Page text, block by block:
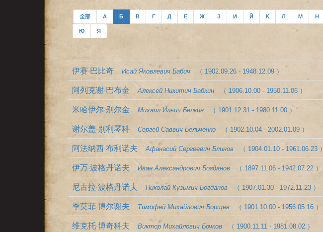
全部 А Б В Г Д Е Ж З И Й К Л М Н
Ю Я
伊赛·巴比奇Исай Яковлевич Бабич （ 1902.09.26 - 1948.12.09 ）
阿列克谢·巴布金Алексей Никитич Бабкин （ 1906.10.00 - 1950.11.06 ）
米哈伊尔·别尔金Михаил Ильич Белкин （ 1901.12.31 - 1980.11.00 ）
谢尔盖·别利琴科Сергей Саввич Бельченко （ 1902.10.04 - 2002.01.09 ）
阿法纳西·布利诺夫Афанасий Сергеевич Блинов （ 1904.01.10 - 1961.06.23 ）
伊万·波格丹诺夫Иван Александрович Богданов （ 1897.11.06 - 1942.07.22 ）
尼古拉·波格丹诺夫Николай Кузьмич Богданов （ 1907.01.30 - 1972.11.23 ）
季莫菲·博尔谢夫 Тимофей Михайлович Борщев （ 1901.10.00 - 1956.05.16 ）
维克托·博奇科夫Виктор Михайлович Бочков （ 1900.11.11 - 1981.08.02 ）